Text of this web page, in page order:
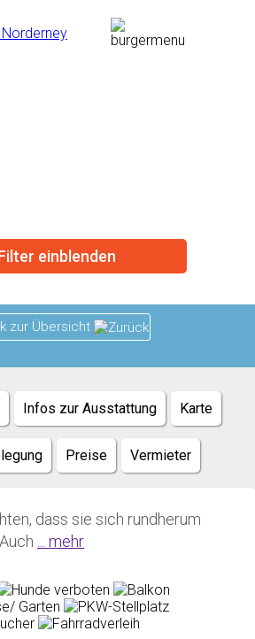
einblenden
zur Übersicht
Infos zur Ausstattung Karte
Preise Vermieter
dass sie sich rundherum
... mehr